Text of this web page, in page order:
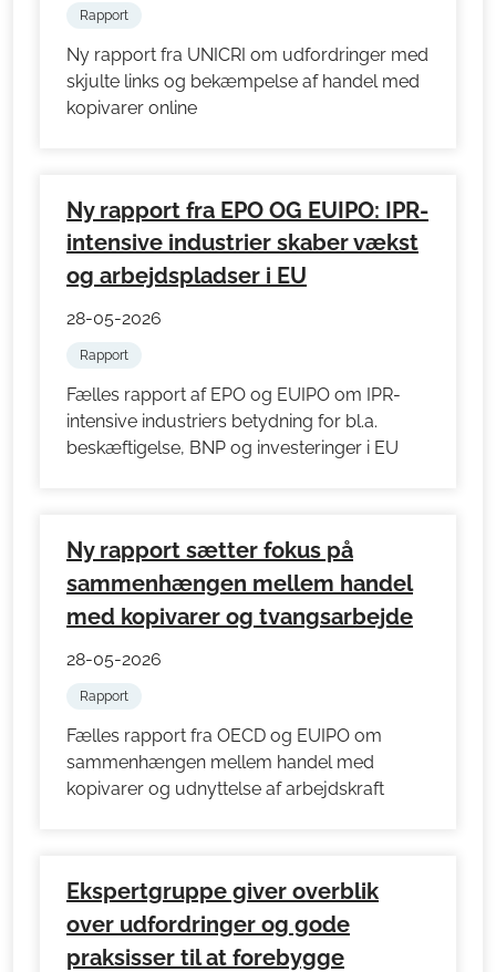
Rapport
Ny rapport fra UNICRI om udfordringer med
skjulte links og bekæmpelse af handel med
kopivarer online
Ny rapport fra EPO OG EUIPO: IPR-
intensive industrier skaber vækst
og arbejdspladser i EU
28-05-2026
Rapport
Fælles rapport af EPO og EUIPO om IPR-
intensive industriers betydning for bl.a.
beskæftigelse, BNP og investeringer i EU
Ny rapport sætter fokus på
sammenhængen mellem handel
med kopivarer og tvangsarbejde
28-05-2026
Rapport
Fælles rapport fra OECD og EUIPO om
sammenhængen mellem handel med
kopivarer og udnyttelse af arbejdskraft
Ekspertgruppe giver overblik
over udfordringer og gode
praksisser til at forebygge